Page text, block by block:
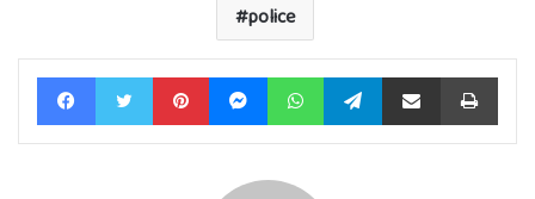
police
FacebookTwitter PinterestMessengerWhatsAppTelegramShare via Email Print